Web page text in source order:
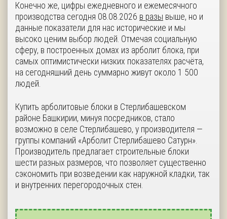
Конечно же, цифры ежедневного и ежемесячного
производства сегодня 08.08.2026 в разы выше, но и
данные показатели для нас исторические и мы
высоко ценим выбор людей. Отмечая социальную
сферу, в построенных домах из арболит блока, при
самых оптимистически низких показателях расчёта,
на сегодняшний день суммарно живут около 1 500
людей.
Купить арболитовые блоки в Стерлибашевском
районе Башкирии, минуя посредников, стало
возможно в селе Стерлибашево, у производителя —
группы компаний «Арболит Стерлибашево Сатурн».
Производитель предлагает строительные блоки
шести разных размеров, что позволяет существенно
сэкономить при возведении как наружной кладки, так
и внутренних перегородочных стен.